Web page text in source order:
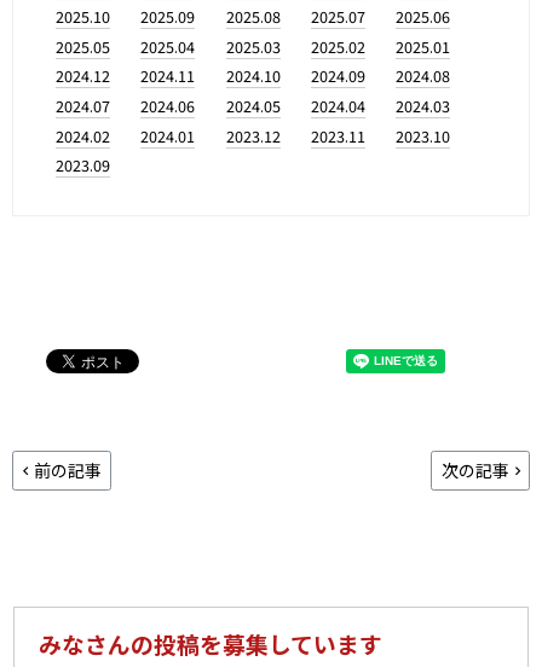
2025.10
2025.09 2025.08 2025.07
2025.06
2025.05
2025.04 2025.03 2025.02
2025.01
2024.12
2024.11 2024.10 2024.09
2024.08
2024.07
2024.06 2024.05 2024.04
2024.03
2024.02
2024.01 2023.12 2023.11
2023.10
2023.09
前の記事 次の記事
みなさんの投稿を募集しています